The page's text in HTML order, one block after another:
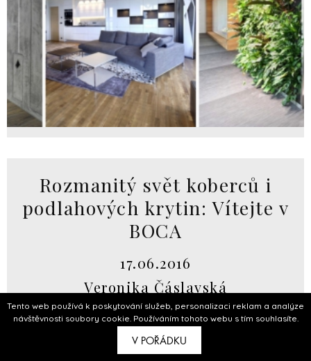
Tento web používá k poskytování služeb, personalizaci reklam a analýze
návštěvnosti soubory cookie. Používáním tohoto webu s tím souhlasíte.
V POŘÁDKU
Rozmanitý svět koberců i
podlahových krytin: Vítejte v
BOCA
17.06.2016
Veronika Čáslavská